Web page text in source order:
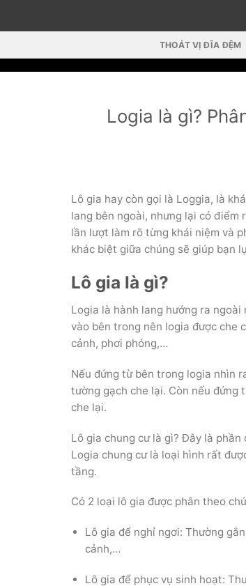
THOÁT VỊ ĐĨA ĐỆM
Logia là gì?
Lô gia hay còn gọi là Loggia, là
lang bên ngoài, nhưng lại có điểm
lần lượt làm rõ từng khái niệm và
khác biệt giữa chúng sẽ giúp bạn
Lô gia là gì?
Logia là hành lang hướng ra
vào bên trong nên logia được che
cảnh, phơi phóng,…
Nếu đứng từ bên trong logia nhìn
tường gạch che lại. Còn nếu
che lại.
Lô gia chung cư là gì? Đây là
Logia chung cư là loại hình rất
tầng.
Có 2 loại lô gia được phân theo
Lô gia để nghỉ ngơi: Thường
cảnh,…
Lô gia để phục vụ sinh hoạt: